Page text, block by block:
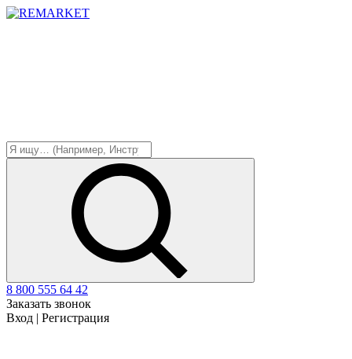
8 800 555 64 42
Заказать звонок
Вход | Регистрация